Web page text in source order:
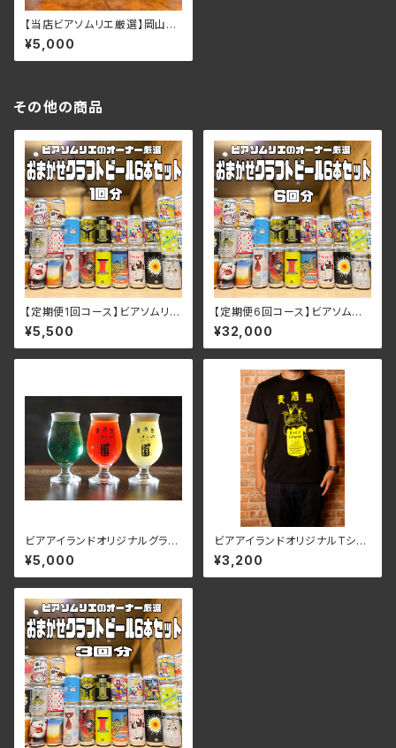
【当店ビアソムリエ厳選】岡山ク
ラフトビール6種類6本セット
¥5,000
その他の商品
【定期便1回コース】ビアソムリエ
厳選！おまかせクラフトビール6
種類6本セット
¥5,500
【定期便6回コース】ビアソムリ
エ厳選！おまかせクラフトビール
6種類6本セット
¥32,000
ビアアイランドオリジナルグラス
（２脚セット）
¥5,000
ビアアイランドオリジナルTシャ
ツ（黒のみ）
¥3,200